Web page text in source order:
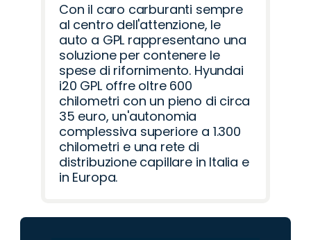
Con il caro carburanti sempre
al centro dell'attenzione, le
auto a GPL rappresentano una
soluzione per contenere le
spese di rifornimento. Hyundai
i20 GPL offre oltre 600
chilometri con un pieno di circa
35 euro, un'autonomia
complessiva superiore a 1.300
chilometri e una rete di
distribuzione capillare in Italia e
in Europa.